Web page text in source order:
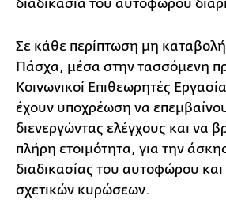
διαδικασία του αυτοφώρου
Σε κάθε περίπτωση μη
Πάσχα, μέσα στην τασσόμενη
Κοινωνικοί Επιθεωρητές
έχουν υποχρέωση να
διενεργώντας ελέγχους και να
πλήρη ετοιμότητα, για την
διαδικασίας του αυτοφώρου
σχετικών κυρώσεων.